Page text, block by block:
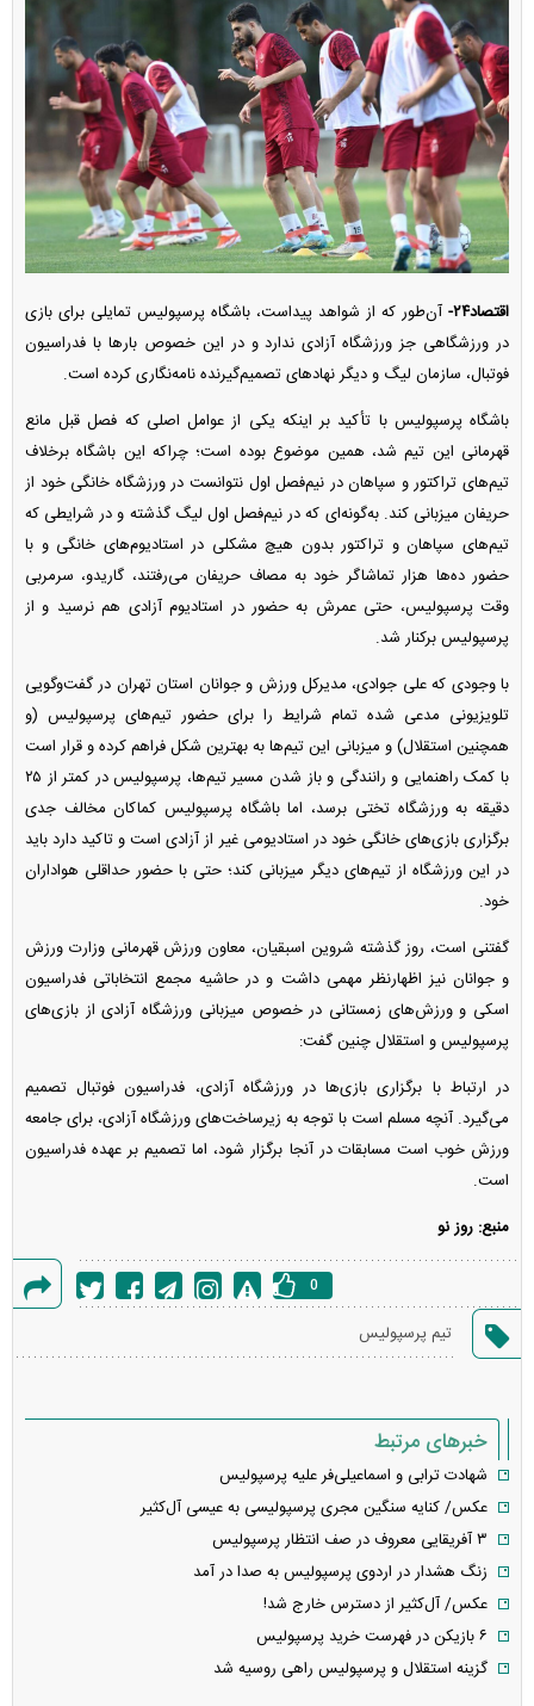
اقتصاد۲۴-
آن‌طور که از شواهد پیداست، باشگاه پرسپولیس تمایلی برای بازی
در ورزشگاهی جز ورزشگاه آزادی ندارد و در این خصوص بار‌ها با فدراسیون
فوتبال، سازمان لیگ و دیگر نهاد‌های تصمیم‌گیرنده نامه‌نگاری کرده است.
باشگاه پرسپولیس با تأکید بر اینکه یکی از عوامل اصلی که فصل قبل مانع
قهرمانی این تیم شد، همین موضوع بوده است؛ چراکه این باشگاه برخلاف
تیم‌های تراکتور و سپاهان در نیم‌فصل اول نتوانست در ورزشگاه خانگی خود از
حریفان میزبانی کند. به‌گونه‌ای که در نیم‌فصل اول لیگ گذشته و در شرایطی که
تیم‌های سپاهان و تراکتور بدون هیچ مشکلی در استادیوم‌های خانگی و با
حضور ده‌ها هزار تماشاگر خود به مصاف حریفان می‌رفتند، گاریدو، سرمربی
وقت پرسپولیس، حتی عمرش به حضور در استادیوم آزادی هم نرسید و از
پرسپولیس برکنار شد.
با وجودی که علی جوادی، مدیرکل ورزش و جوانان استان تهران در گفت‌وگویی
تلویزیونی مدعی شده تمام شرایط را برای حضور تیم‌های پرسپولیس (و
همچنین استقلال) و میزبانی این تیم‌ها به بهترین شکل فراهم کرده و قرار است
با کمک راهنمایی و رانندگی و باز شدن مسیر تیم‌ها، پرسپولیس در کمتر از ۲۵
دقیقه به ورزشگاه تختی برسد، اما باشگاه پرسپولیس کماکان مخالف جدی
برگزاری بازی‌های خانگی خود در استادیومی غیر از آزادی است و تاکید دارد باید
در این ورزشگاه از تیم‌های دیگر میزبانی کند؛ حتی با حضور حداقلی هواداران
خود.
گفتنی است، روز گذشته شروین اسبقیان، معاون ورزش قهرمانی وزارت ورزش
و جوانان نیز اظهارنظر مهمی داشت و در حاشیه مجمع انتخاباتی فدراسیون
اسکی و ورزش‌های زمستانی در خصوص میزبانی ورزشگاه آزادی از بازی‌های
پرسپولیس و استقلال چنین گفت:
در ارتباط با برگزاری بازی‌ها در ورزشگاه آزادی، فدراسیون فوتبال تصمیم
می‌گیرد. آنچه مسلم است با توجه به زیرساخت‌های ورزشگاه آزادی، برای جامعه
ورزش خوب است مسابقات در آنجا برگزار شود، اما تصمیم بر عهده فدراسیون
است.
منبع: روز نو
خطا
0
تیم پرسپولیس
خبرهای مرتبط
شهادت ترابی و اسماعیلی‌فر علیه پرسپولیس
عکس/ کنایه سنگین مجری پرسپولیسی به عیسی آل‌کثیر
۳ آفریقایی معروف در صف انتظار پرسپولیس
زنگ هشدار در اردوی پرسپولیس به صدا در آمد
عکس/ آل‌کثیر از دسترس خارج شد!
۶ بازیکن در فهرست خرید پرسپولیس
گزینه استقلال و پرسپولیس راهی روسیه شد